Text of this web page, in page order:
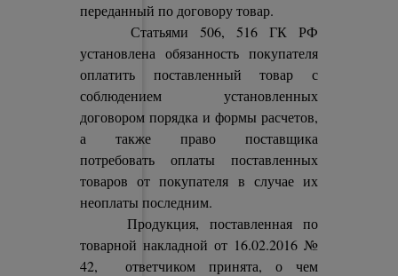
переданный по договору товар.
Статьями 506, 516 ГК РФ
установлена обязанность покупателя
оплатить поставленный товар с
соблюдением установленных
договором порядка и формы расчетов,
а также право поставщика
потребовать оплаты поставленных
товаров от покупателя в случае их
неоплаты последним.
Продукция, поставленная по
товарной накладной от 16.02.2016 №
42, ответчиком принята, о чем